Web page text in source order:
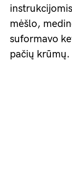
mėšlo,
suformavo
pačių krūmų.